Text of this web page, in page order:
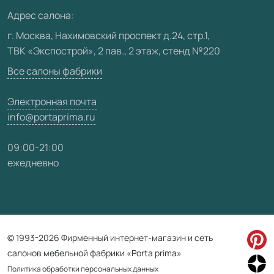
Видео
Карта сайта
Адрес салона:
г. Москва, Нахимовский проспект д.24, стр.1,
ТВК «Экспострой», 2 пав., 2 этаж, стенд №220
Все салоны фабрики
Электронная почта
info@portaprima.ru
09:00-21:00
ежедневно
© 1993-2026 Фирменный интернет-магазин и сеть
салонов мебельной фабрики «Porta prima»
Политика обработки персональных данных